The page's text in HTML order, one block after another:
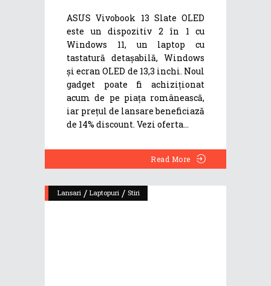
ASUS Vivobook 13 Slate OLED
este un dispozitiv 2 în 1 cu
Windows 11, un laptop cu
tastatură detașabilă, Windows
și ecran OLED de 13,3 inchi. Noul
gadget poate fi achiziționat
acum de pe piața românească,
iar prețul de lansare beneficiază
de 14% discount. Vezi oferta
Read More
Lansari / Laptopuri / Stiri